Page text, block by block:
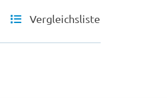
Vergleichsliste